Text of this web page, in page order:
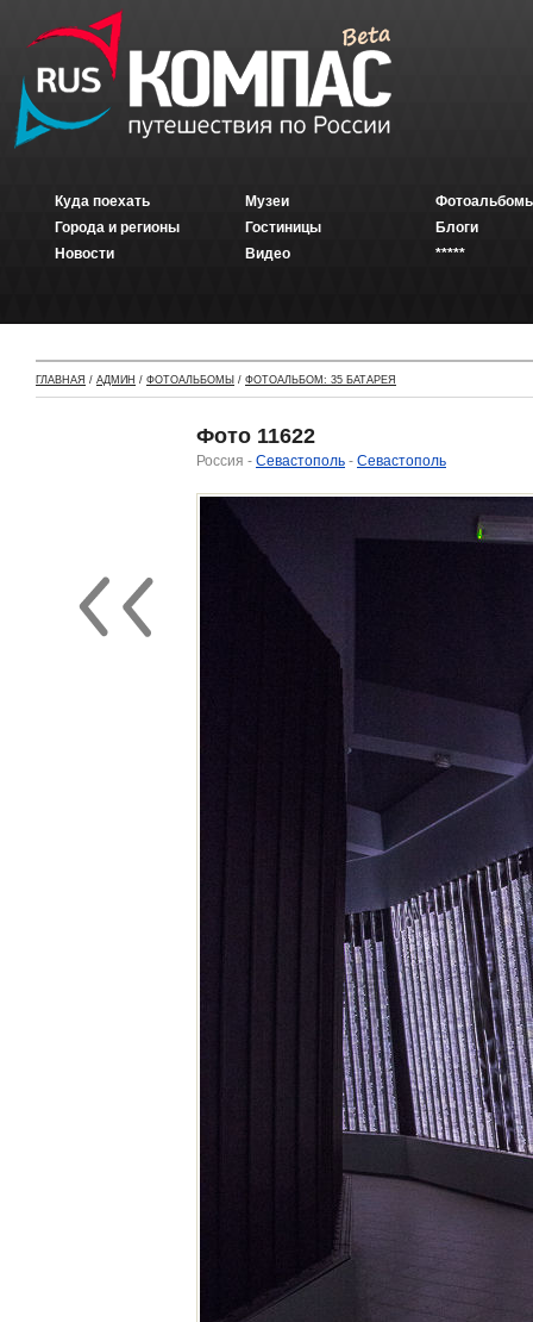
Куда поехать
Города и регионы
Новости
Музеи
Гостиницы
Видео
Блоги
*****
ГЛАВНАЯ / АДМИН / ФОТОАЛЬБОМЫ / ФОТОАЛЬБОМ: 35 БАТАРЕЯ
Фото 11622
Россия - Севастополь - Севастополь